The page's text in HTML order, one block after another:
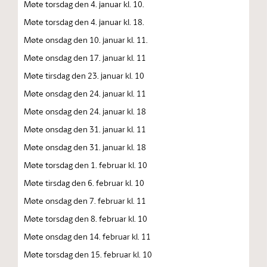
Møte torsdag den 4. januar kl. 10.
Møte torsdag den 4. januar kl. 18.
Møte onsdag den 10. januar kl. 11.
Møte onsdag den 17. januar kl. 11
Møte tirsdag den 23. januar kl. 10
Møte onsdag den 24. januar kl. 11
Møte onsdag den 24. januar kl. 18
Møte onsdag den 31. januar kl. 11
Møte onsdag den 31. januar kl. 18
Møte torsdag den 1. februar kl. 10
Møte tirsdag den 6. februar kl. 10
Møte onsdag den 7. februar kl. 11
Møte torsdag den 8. februar kl. 10
Møte onsdag den 14. februar kl. 11
Møte torsdag den 15. februar kl. 10